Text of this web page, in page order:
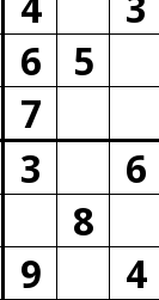
6
5
7
3 6
8
9 4